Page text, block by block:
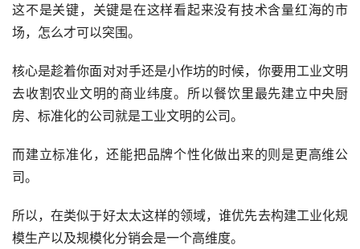
这不是关键，关键是在这样看起来没有技术含量红海的市
场，怎么才可以突围。
核心是趁着你面对对手还是小作坊的时候，你要用工业文明
去收割农业文明的商业纬度。所以餐饮里最先建立中央厨
房、标准化的公司就是工业文明的公司。
而建立标准化，还能把品牌个性化做出来的则是更高维公
司。
所以，在类似于好太太这样的领域，谁优先去构建工业化规
模生产以及规模化分销会是一个高维度。